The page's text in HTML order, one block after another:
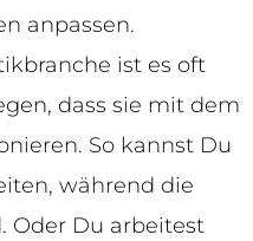
anpassen.
ist es oft
dass sie mit dem
So kannst Du
während die
Oder Du arbeitest